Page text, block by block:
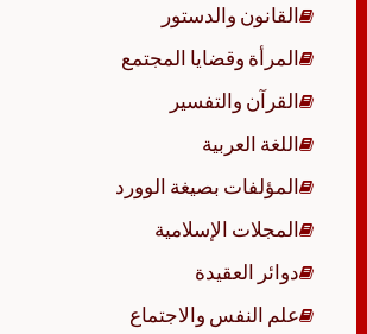
القانون والدستور
المرأة وقضايا المجتمع
القرآن والتفسير
اللغة العربية
المؤلفات بصيغة الوورد
المجلات الإسلامية
دوائر العقيدة
علم النفس والاجتماع